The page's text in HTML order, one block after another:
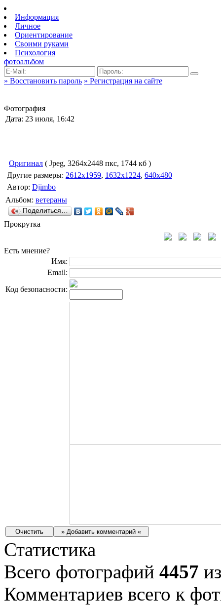
Информация
Личное
Ориентирование
Своими руками
Психология
фотоальбом
» Восстановить пароль » Регистрация на сайте
Фотография
Дата: 23 июля, 16:42
Оригинал ( Jpeg, 3264x2448 пкс, 1744 кб )
Другие размеры: 2612x1959, 1632x1224, 640x480
Автор: Djimbo
Альбом: ветераны
Поделиться…
Прокрутка
Есть мнение?
Имя:
Email:
Код безопасности:
Статистика
Всего фотографий 4457
Комментариев всего к